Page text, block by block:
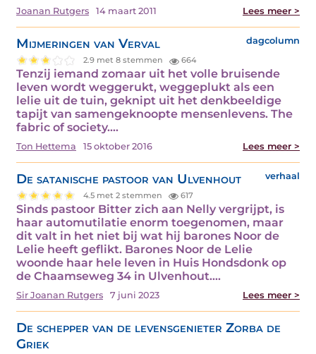
Joanan Rutgers 14 maart 2011 Lees meer >
Mijmeringen van Verval dagcolumn
2.9 met 8 stemmen 664
Tenzij iemand zomaar uit het volle bruisende
leven wordt weggerukt, weggeplukt als een
lelie uit de tuin, geknipt uit het denkbeeldige
tapijt van samengeknoopte mensenlevens. The
fabric of society.…
Ton Hettema 15 oktober 2016 Lees meer >
De satanische pastoor van Ulvenhout verhaal
4.5 met 2 stemmen 617
Sinds pastoor Bitter zich aan Nelly vergrijpt, is
haar automutilatie enorm toegenomen, maar
dit valt in het niet bij wat hij barones Noor de
Lelie heeft geflikt. Barones Noor de Lelie
woonde haar hele leven in Huis Hondsdonk op
de Chaamseweg 34 in Ulvenhout.…
Sir Joanan Rutgers 7 juni 2023 Lees meer >
De schepper van de levensgenieter Zorba de
Griek